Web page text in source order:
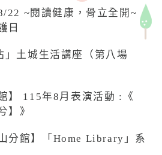
22 ~閱讀健康，骨立全開~
日
土城生活講座（第八場
】 115年8月表演活動 :《
】》
分館】「Home Library」系